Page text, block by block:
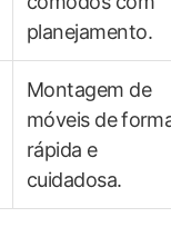
planejamento.
Montagem de
móveis de⁢
rápida e‍
cuidadosa.